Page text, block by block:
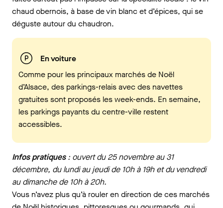
chaud obernois, à base de vin blanc et d’épices, qui se
déguste autour du chaudron.
En voiture
Comme pour les principaux marchés de Noël
d’Alsace, des parkings-relais avec des navettes
gratuites sont proposés les week-ends. En semaine,
les parkings payants du centre-ville restent
accessibles.
Infos pratiques: ouvert du 25 novembre au 31
décembre, du lundi au jeudi de 10h à 19h et du vendredi
au dimanche de 10h à 20h.
Vous n’avez plus qu’à rouler en direction de ces marchés